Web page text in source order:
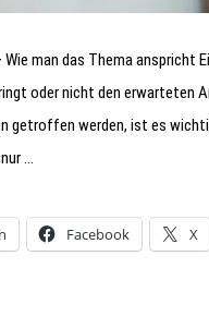
Wie man das Thema
oder nicht den erwarteten
getroffen werden, ist es
…
Facebook X